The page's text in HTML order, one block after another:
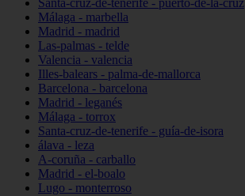
Santa-cruz-de-tenerife - puerto-de-la-cruz
Málaga - marbella
Madrid - madrid
Las-palmas - telde
Valencia - valencia
Illes-balears - palma-de-mallorca
Barcelona - barcelona
Madrid - leganés
Málaga - torrox
Santa-cruz-de-tenerife - guía-de-isora
álava - leza
A-coruña - carballo
Madrid - el-boalo
Lugo - monterroso